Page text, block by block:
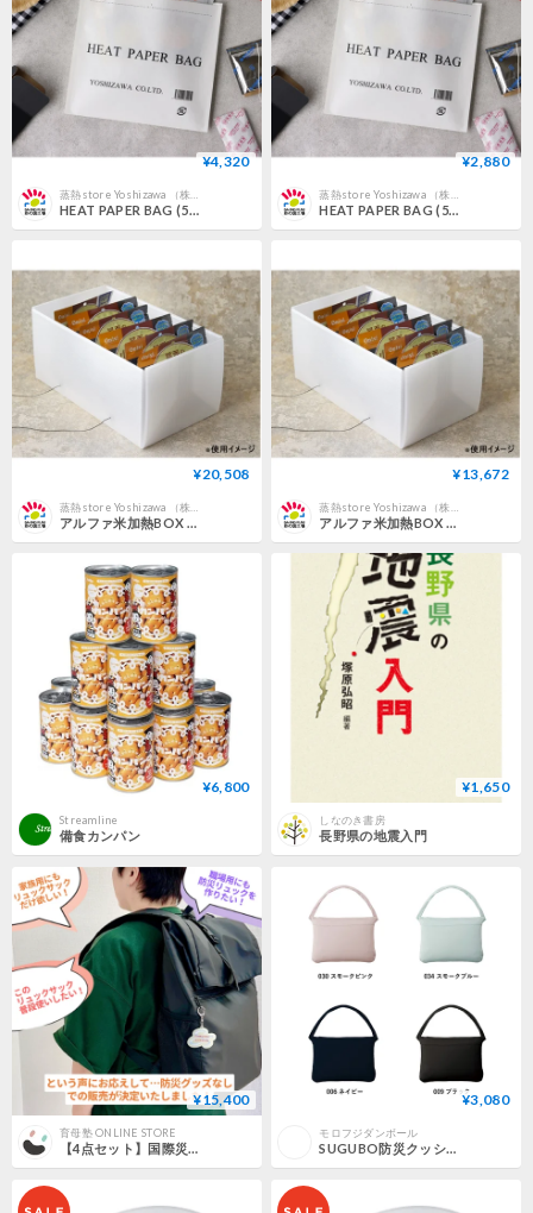
¥4,320 ¥2,880
HEAT PAPER BAG (5回分×2セット)
¥20,508
アルファ米加熱BOX 3セット
¥13,672
アルファ米加熱BOX 2セット
¥6,800
Streamline
備食カンパン
¥1,650
しなのき書房
長野県の地震入門
¥15,400
育母塾 ONLINE STORE
【4点セット】国際災害レスキューナース 辻直美とつくる“私の防災リュック”
¥3,080
モロフジダンボール
SUGUBO防災クッション